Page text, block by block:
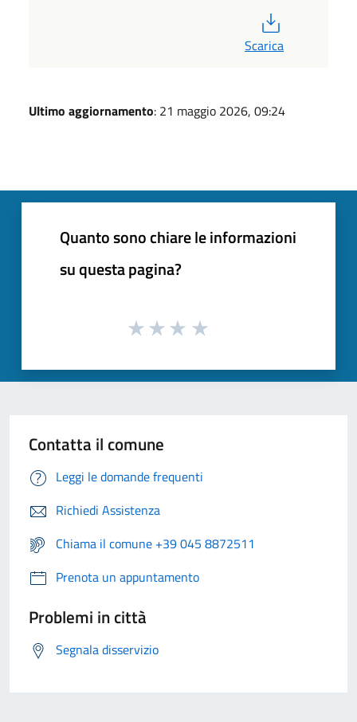
Scarica
Ultimo aggiornamento: 21 maggio 2026, 09:24
Quanto sono chiare le informazioni
su questa pagina?
Contatta il comune
Leggi le domande frequenti
Richiedi Assistenza
Chiama il comune +39 045 8872511
Prenota un appuntamento
Problemi in città
Segnala disservizio